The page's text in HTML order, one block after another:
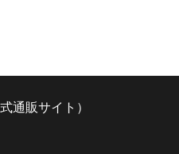
通販サイト）